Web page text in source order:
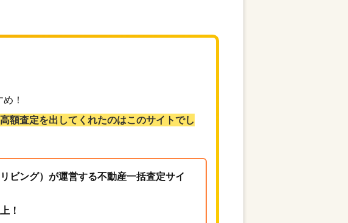
！
額査定を出してくれたのはこのサイトでし
ビング）が運営する不動産一括査定サイ
！